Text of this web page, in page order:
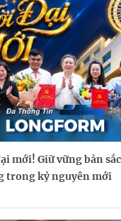
mới! Giữ vững bản
trong kỷ nguyên mới